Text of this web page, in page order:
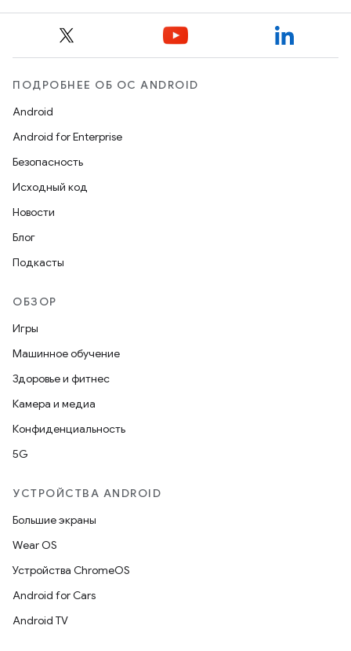
ПОДРОБНЕЕ ОБ ОС ANDROID
Android
Android for Enterprise
Безопасность
Исходный код
Новости
Блог
Подкасты
ОБЗОР
Игры
Машинное обучение
Здоровье и фитнес
Камера и медиа
Конфиденциальность
5G
УСТРОЙСТВА ANDROID
Большие экраны
Wear OS
Устройства ChromeOS
Android for Cars
Android TV